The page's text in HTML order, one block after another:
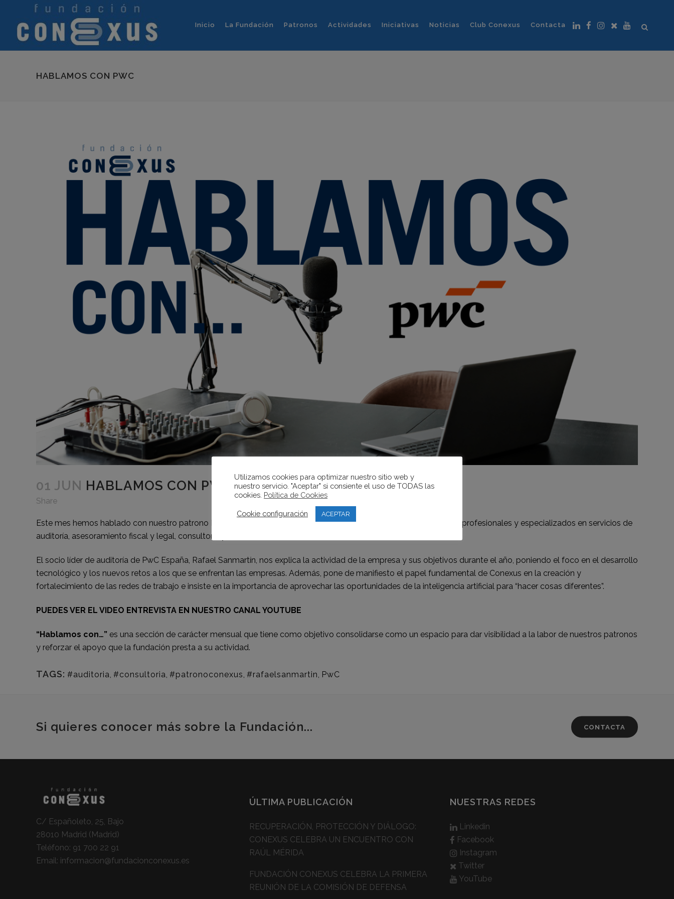
Inicio La Fundación Patronos Actividades Iniciativas Noticias Club Conexus Contacta
HABLAMOS CON PWC
01 JUN HABLAMOS CON PWC
Share
Este mes hemos hablado con nuestro patrono PwC, una red de firmas presente en 136 países con más de 364.000 profesionales y especializados en servicios de
auditoría, asesoramiento fiscal y legal, consultoría y transacciones.
El socio líder de auditoría de PwC España, Rafael Sanmartín, nos explica la actividad de la empresa y sus objetivos durante el año, poniendo el foco en el desarrollo
tecnológico y los nuevos retos a los que se enfrentan las empresas. Además, pone de manifiesto el papel fundamental de Conexus en la creación y
fortalecimiento de las redes de trabajo e insiste en la importancia de aprovechar las oportunidades de la inteligencia artificial para “hacer cosas diferentes”.
PUEDES VER EL VIDEO ENTREVISTA EN NUESTRO CANAL YOUTUBE
“Hablamos con…” es una sección de carácter mensual que tiene como objetivo consolidarse como un espacio para dar visibilidad a la labor de nuestros patronos
y reforzar el apoyo que la fundación presta a su actividad.
TAGS: #auditoria, #consultoria, #patronoconexus, #rafaelsanmartin, PwC
Si quieres conocer más sobre la Fundación... CONTACTA
C/ Españoleto, 25, Bajo
28010 Madrid (Madrid)
Teléfono: 91 700 22 91
Email: informacion@fundacionconexus.es
ÚLTIMA PUBLICACIÓN
RECUPERACIÓN, PROTECCIÓN Y DIÁLOGO:
CONEXUS CELEBRA UN ENCUENTRO CON
RAÚL MÉRIDA
FUNDACIÓN CONEXUS CELEBRA LA PRIMERA
REUNIÓN DE LA COMISIÓN DE DEFENSA
NUESTRAS REDES
Linkedin
Facebook
Instagram
Twitter
YouTube
Utilizamos cookies para optimizar nuestro sitio web y
nuestro servicio. "Aceptar" si consiente el uso de TODAS las
cookies. Política de Cookies
Cookie configuración ACEPTAR